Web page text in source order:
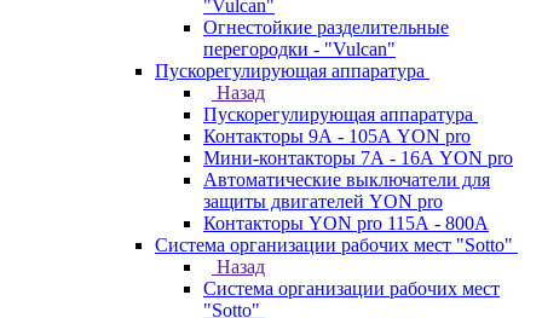
"Vulcan"
Огнестойкие разделительные
перегородки - "Vulcan"
Пускорегулирующая аппаратура
Назад
Пускорегулирующая аппаратура
Контакторы 9А - 105А YON pro
Мини-контакторы 7А - 16А YON pro
Автоматические выключатели для
защиты двигателей YON pro
Контакторы YON pro 115А - 800А
Система организации рабочих мест "Sotto"
Назад
Система организации рабочих мест
"Sotto"